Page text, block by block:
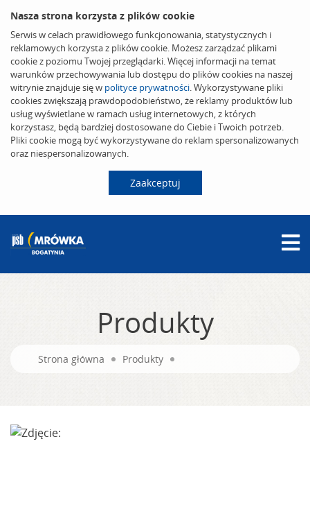
Nasza strona korzysta z plików cookie
Serwis w celach prawidłowego funkcjonowania, statystycznych i
reklamowych korzysta z plików cookie. Możesz zarządzać plikami
cookie z poziomu Twojej przeglądarki. Więcej informacji na temat
warunków przechowywania lub dostępu do plików cookies na naszej
witrynie znajduje się w polityce prywatności. Wykorzystywane pliki
cookies zwiększają prawdopodobieństwo, że reklamy produktów lub
usług wyświetlane w ramach usług internetowych, z których
korzystasz, będą bardziej dostosowane do Ciebie i Twoich potrzeb.
Pliki cookie mogą być wykorzystywane do reklam spersonalizowanych
oraz niespersonalizowanych.
Zaakceptuj
Produkty
Strona główna Produkty